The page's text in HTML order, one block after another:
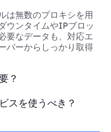
は無数のプロキシを用
ウンタイムやIPブロッ
要なデータも、対応エ
バーからしっかり取得
？
スを使うべき？